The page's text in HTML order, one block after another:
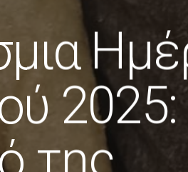
2025:
της